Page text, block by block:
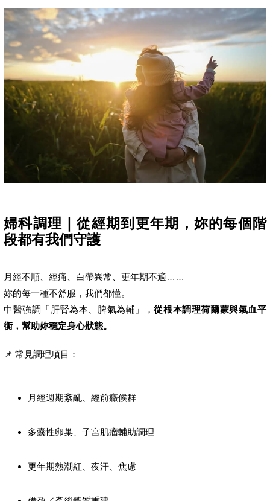
婦科調理｜從經期到更年期，妳的每個階
段都有我們守護
月經不順、經痛、白帶異常、更年期不適……
妳的每一種不舒服，我們都懂。
中醫強調「肝腎為本、脾氣為輔」，從根本調理荷爾蒙與氣血平
衡，幫助妳穩定身心狀態。
📌 常見調理項目：
月經週期紊亂、經前癥候群
多囊性卵巢、子宮肌瘤輔助調理
更年期熱潮紅、夜汗、焦慮